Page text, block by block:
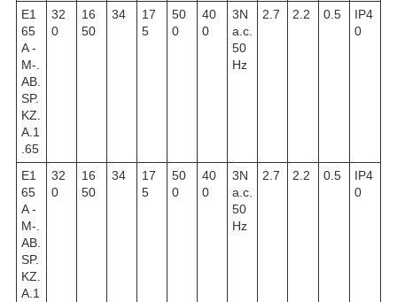
E1
65
A -
M-.
AB.
SP.
KZ.
A.1
.65
32
0
16
50
34
17
5
50
0
40
0
3N
a.c.
50
Hz
2.7 2.2 0.5
IP4
0
E1
65
A -
M-.
AB.
SP.
KZ.
A.1
32
0
16
50
34
17
5
50
0
40
0
3N
a.c.
50
Hz
2.7 2.2 0.5
IP4
0